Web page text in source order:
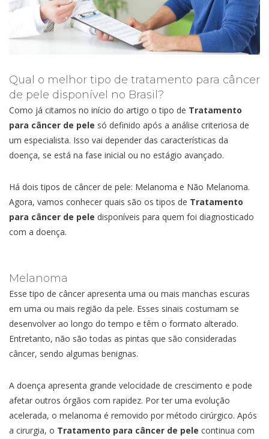
Qual o melhor tipo de tratamento para câncer
de pele disponível no Brasil?
Como já citamos no início do artigo o tipo de Tratamento
para câncer de pele só definido após a análise criteriosa de
um especialista. Isso vai depender das características da
doença, se está na fase inicial ou no estágio avançado.
Há dois tipos de câncer de pele: Melanoma e Não Melanoma.
Agora, vamos conhecer quais são os tipos de Tratamento
para câncer de pele disponíveis para quem foi diagnosticado
com a doença.
Melanoma
Esse tipo de câncer apresenta uma ou mais manchas escuras
em uma ou mais região da pele. Esses sinais costumam se
desenvolver ao longo do tempo e têm o formato alterado.
Entretanto, não são todas as pintas que são consideradas
câncer, sendo algumas benignas.
A doença apresenta grande velocidade de crescimento e pode
afetar outros órgãos com rapidez. Por ter uma evolução
acelerada, o melanoma é removido por método cirúrgico. Após
a cirurgia, o Tratamento para câncer de pele continua com